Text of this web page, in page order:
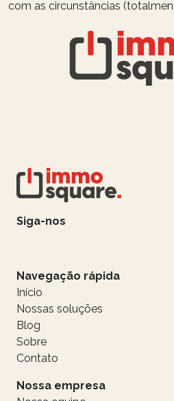
com as circunstâncias
Siga-nos
Navegação rápida
Início
Nossas soluções
Blog
Sobre
Contato
Nossa empresa